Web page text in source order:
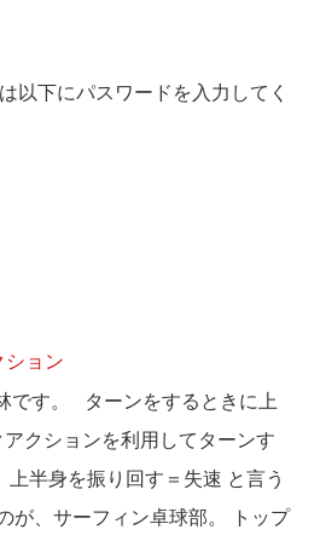
以下にパスワードを入力してく
ション
です。 ターンをするときに上
クションを利用してターンす
半身を振り回す＝失速 と言う
が、サーフィン卓球部。 トップ